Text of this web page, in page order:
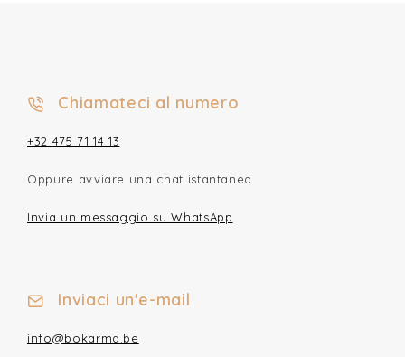
Chiamateci al numero
+32 475 71 14 13
Oppure avviare una chat istantanea
Invia un messaggio su WhatsApp
Inviaci un'e-mail
info@bokarma.be